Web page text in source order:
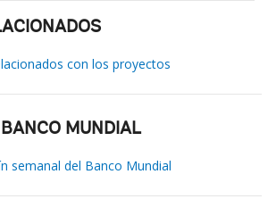
con los proyectos
MUNDIAL
semanal del Banco Mundial